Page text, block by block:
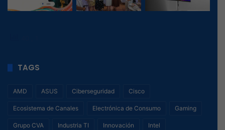
TAGS
AMD ASUS Ciberseguridad Cisco
Ecosistema de Canales Electrónica de Consumo Gaming
Grupo CVA Industria TI Innovación Intel